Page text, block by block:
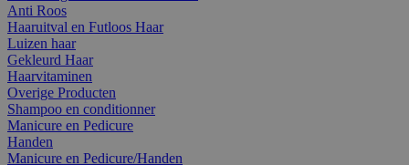
Anti Roos
Haaruitval en Futloos Haar
Luizen haar
Gekleurd Haar
Haarvitaminen
Overige Producten
Shampoo en conditionner
Manicure en Pedicure
Handen
Manicure en Pedicure/Handen